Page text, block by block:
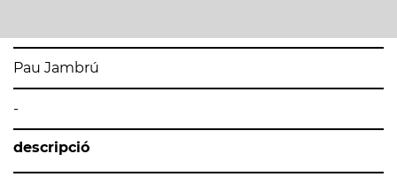
Pau Jambrú
-
descripció